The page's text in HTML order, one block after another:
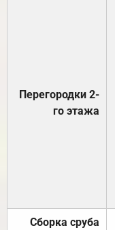
Перегородки 2-
го этажа
Сборка сруба